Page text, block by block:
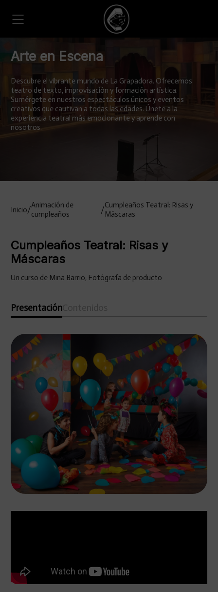
Arte en Escena
Descubre el vibrante mundo de La Grapadora. Ofrecemos
teatro de texto, improvisación y formación artística.
Sumérgete en nuestros espectáculos únicos y eventos
creativos que cautivan a todas las edades. Únete a la
experiencia teatral más emocionante y aprende con
nosotros.
Inicio/
Animación de
cumpleaños
/
Cumpleaños Teatral: Risas y
Máscaras
Cumpleaños Teatral: Risas y
Máscaras
Un curso de Mina Barrio, Fotógrafa de producto
Presentación